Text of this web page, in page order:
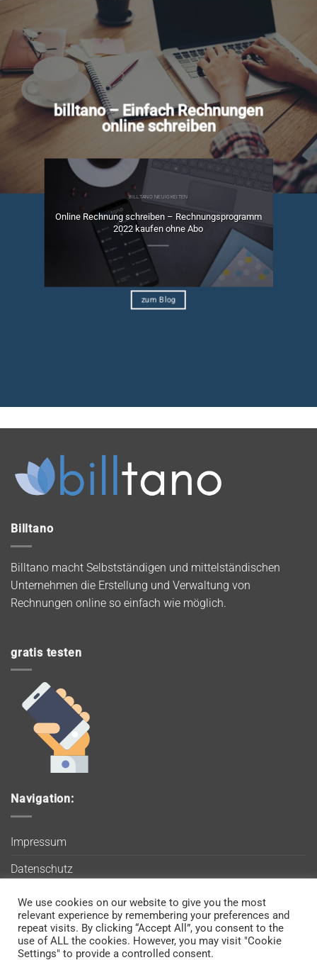
billtano – Einfach Rechnungen
online schreiben
BILLTANO NEUIGKEITEN
Online Rechnung schreiben – Rechnungsprogramm
2022 kaufen ohne Abo
zum Blog
Billtano
Billtano macht Selbstständigen und mittelständischen
Unternehmen die Erstellung und Verwaltung von
Rechnungen online so einfach wie möglich.
gratis testen
Navigation:
Impressum
Datenschutz
AGB
Blog
Kontakt
We use cookies on our website to give you the most
relevant experience by remembering your preferences and
repeat visits. By clicking “Accept All”, you consent to the
use of ALL the cookies. However, you may visit "Cookie
Settings" to provide a controlled consent.
Wir verwenden Cookies, um sicherzustellen, dass Sie auf
unserer Website die bestmögliche Erfahrung machen. Wenn
Sie diese Website weiterhin nutzen, gehen wir davon aus, dass